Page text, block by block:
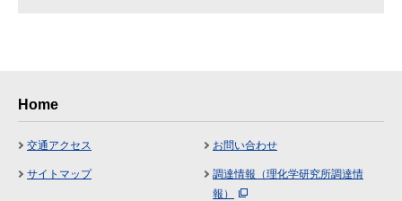
Home
交通アクセス お問い合わせ
サイトマップ
調達情報（理化学研究所調達情
報）